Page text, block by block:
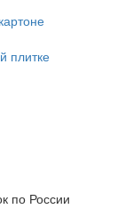
плитке
по России